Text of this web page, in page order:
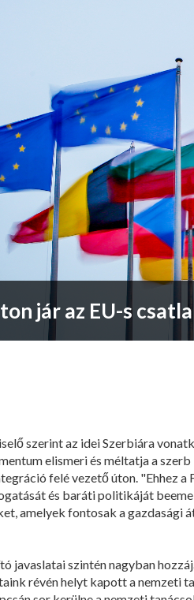
jár az EU-s
szerint az idei Szerbiára
elismeri és méltatja a
felé vezető úton. "Ehhez
és baráti politikáját
amelyek fontosak a gazdasági
javaslatai szintén nagyban
révén helyt kapott a nemzeti